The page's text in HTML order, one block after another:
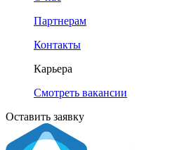
Партнерам
Контакты
Карьера
Смотреть вакансии
Оставить заявку